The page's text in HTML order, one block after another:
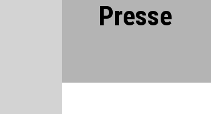
Presse